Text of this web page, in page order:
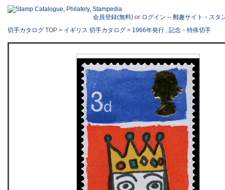
会員登録(無料) or ログイン -- 郵趣サイト・スタ
切手カタログ TOP > イギリス 切手カタログ > 1966年発行 , 記念・特殊切手